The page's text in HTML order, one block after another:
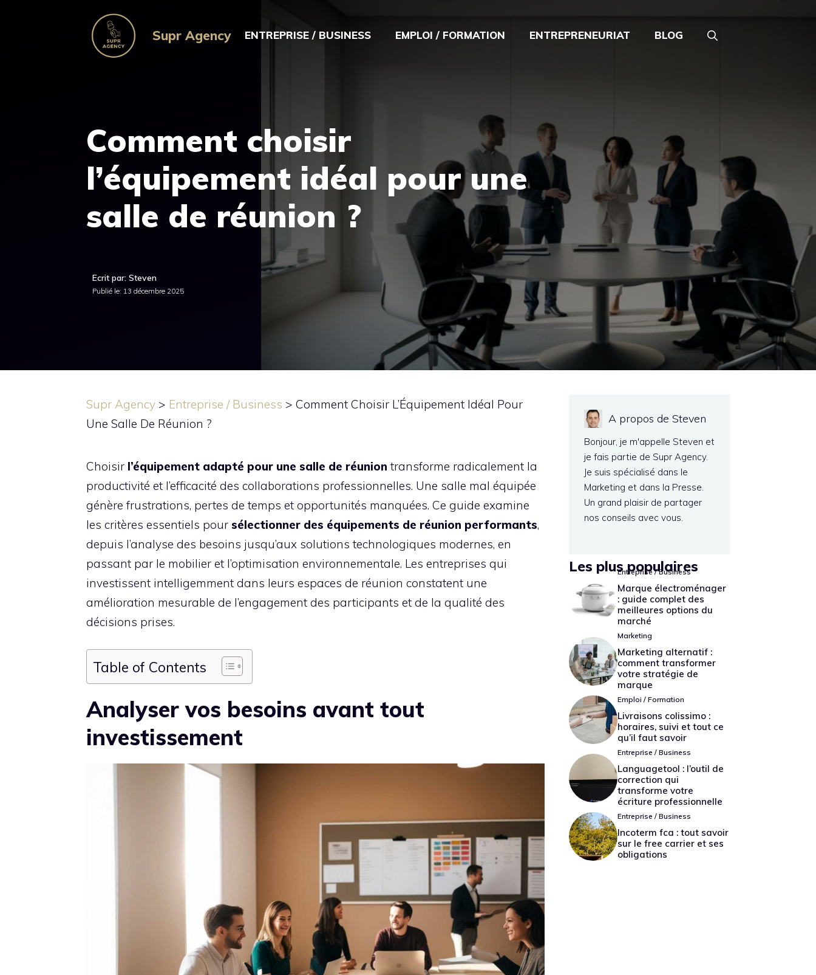
Supr Agency ENTREPRISE / BUSINESS EMPLOI / FORMATION ENTREPRENEURIAT BLOG
Comment choisir
l’équipement idéal pour une
salle de réunion ?
Ecrit par: Steven
Publié le: 13 décembre 2025
Supr Agency > Entreprise / Business > Comment Choisir L’Équipement Idéal Pour
Une Salle De Réunion ?
Choisir l’équipement adapté pour une salle de réunion transforme radicalement la
productivité et l’efficacité des collaborations professionnelles. Une salle mal équipée
génère frustrations, pertes de temps et opportunités manquées. Ce guide examine
les critères essentiels pour sélectionner des équipements de réunion performants,
depuis l’analyse des besoins jusqu’aux solutions technologiques modernes, en
passant par le mobilier et l’optimisation environnementale. Les entreprises qui
investissent intelligemment dans leurs espaces de réunion constatent une
amélioration mesurable de l’engagement des participants et de la qualité des
décisions prises.
Table of Contents
Analyser vos besoins avant tout
investissement
A propos de Steven
Bonjour, je m'appelle Steven et
je fais partie de Supr Agency.
Je suis spécialisé dans le
Marketing et dans la Presse.
Un grand plaisir de partager
nos conseils avec vous.
Les plus populaires
Entreprise / Business
Marque électroménager
: guide complet des
meilleures options du
marché
Marketing
Marketing alternatif :
comment transformer
votre stratégie de
marque
Emploi / Formation
Livraisons colissimo :
horaires, suivi et tout ce
qu’il faut savoir
Entreprise / Business
Languagetool : l’outil de
correction qui
transforme votre
écriture professionnelle
Entreprise / Business
Incoterm fca : tout savoir
sur le free carrier et ses
obligations